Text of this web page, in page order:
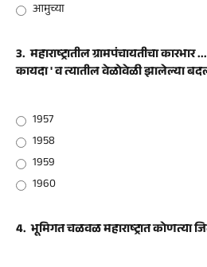
आमुच्या
3. महाराष्ट्रातील ग्रामपंचायतीचा
कायदा ' व त्यातील वेळोवेळी झालेल्या
1957
1958
1959
1960
4. भूमिगत चळवळ महाराष्ट्रात कोणत्या